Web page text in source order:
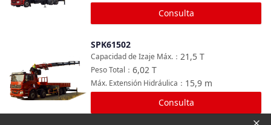
Consulta
SPK61502
21,5 T
Capacidad de Izaje Máx. ：
6,02 T
Peso Total ：
15,9 m
Máx. Extensión Hidráulica ：
Consulta